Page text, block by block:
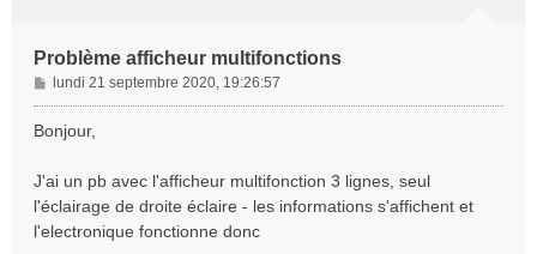
Problème afficheur multifonctions
M
e
s
g
e
lundi 21 septembre 2020, 19:26:57
Bonjour,
J'ai un pb avec l'afficheur multifonction 3 lignes, seul
l'éclairage de droite éclaire - les informations s'affichent et
l'electronique fonctionne donc